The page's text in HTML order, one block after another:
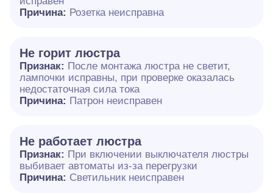
Причина: Розетка неисправна
Не горит люстра
Признак: После монтажа люстра не светит,
лампочки исправны, при проверке оказалась
недостаточная сила тока
Причина: Патрон неисправен
Не работает люстра
Признак: При включении выключателя люстры
выбивает автоматы из-за перегрузки
Причина: Светильник неисправен